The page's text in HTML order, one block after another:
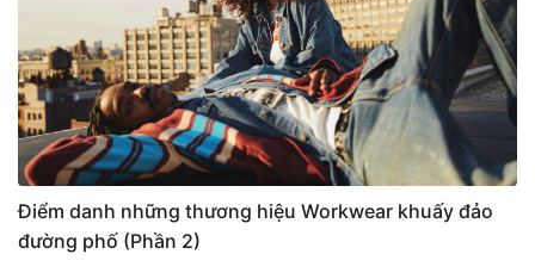
Điểm danh những thương hiệu Workwear khuấy đảo
đường phố (Phần 2)